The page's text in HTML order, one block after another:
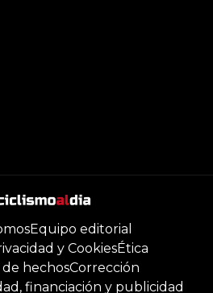
Equipo editorial
y CookiesÉtica
hechosCorrección
financiación y publicidad